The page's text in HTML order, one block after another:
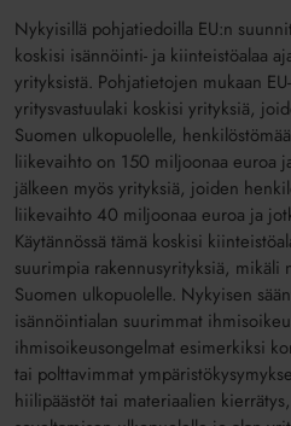
Nykyisillä pohjatiedoilla EU:n
koskisi isännöinti- ja kiinteistöalaa
yrityksistä. Pohjatietojen mukaan
yritysvastuulaki koskisi yrityksiä,
Suomen ulkopuolelle,
liikevaihto on 150 miljoonaa euroa
jälkeen myös yrityksiä, joiden
liikevaihto 40 miljoonaa euroa ja
Käytännössä tämä koskisi
suurimpia rakennusyrityksiä,
Suomen ulkopuolelle. Nykyisen
isännöintialan suurimmat
ihmisoikeusongelmat esimerkiksi
tai polttavimmat
hiilipäästöt tai materiaalien